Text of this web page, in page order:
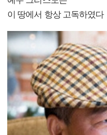
이 땅에서 항상 고독하였다